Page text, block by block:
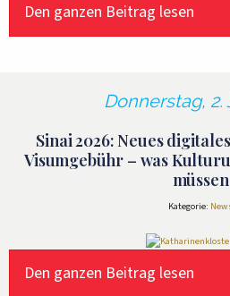
Den ganzen Beitrag lesen
Donnerstag, 2.
Sinai 2026: Neues
Visumgebühr – was
müssen
Kategorie:
Den ganzen Beitrag lesen